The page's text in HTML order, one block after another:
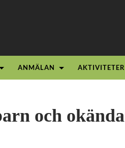
ANMÄLAN AKTIVITETER
och okända